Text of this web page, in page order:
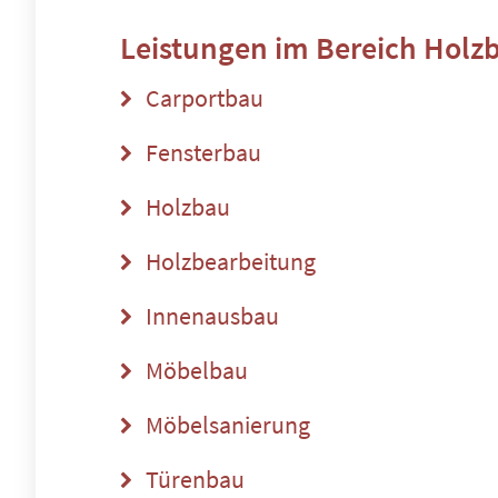
Leistungen im Bereich
Carportbau
Fensterbau
Holzbau
Holzbearbeitung
Innenausbau
Möbelbau
Möbelsanierung
Türenbau